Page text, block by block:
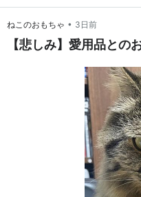
ねこのおもちゃ • 3日前
【悲しみ】愛用品との